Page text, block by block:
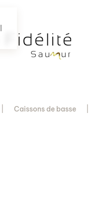
Caissons de basse